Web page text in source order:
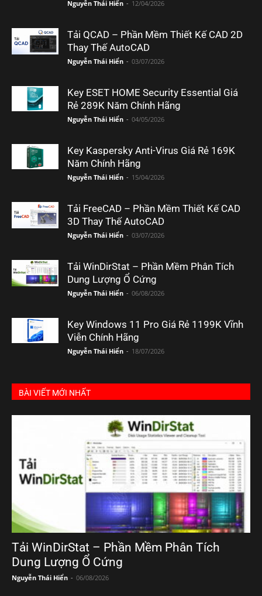
Nguyễn Thái Hiển - 12/04/2026
Tải QCAD – Phần Mềm Thiết Kế CAD 2D
Thay Thế AutoCAD
Nguyễn Thái Hiển - 03/07/2026
Key ESET HOME Security Essential Giá
Rẻ 289K Năm Chính Hãng
Nguyễn Thái Hiển - 04/05/2026
Key Kaspersky Anti-Virus Giá Rẻ 169K
Năm Chính Hãng
Nguyễn Thái Hiển - 15/04/2026
Tải FreeCAD – Phần Mềm Thiết Kế CAD
3D Thay Thế AutoCAD
Nguyễn Thái Hiển - 03/07/2026
Tải WinDirStat – Phần Mềm Phân Tích
Dung Lượng Ổ Cứng
Nguyễn Thái Hiển - 06/08/2026
Key Windows 11 Pro Giá Rẻ 1199K Vĩnh
Viễn Chính Hãng
Nguyễn Thái Hiển - 18/07/2026
BÀI VIẾT MỚI NHẤT
Tải WinDirStat – Phần Mềm Phân Tích
Dung Lượng Ổ Cứng
Nguyễn Thái Hiển - 06/08/2026